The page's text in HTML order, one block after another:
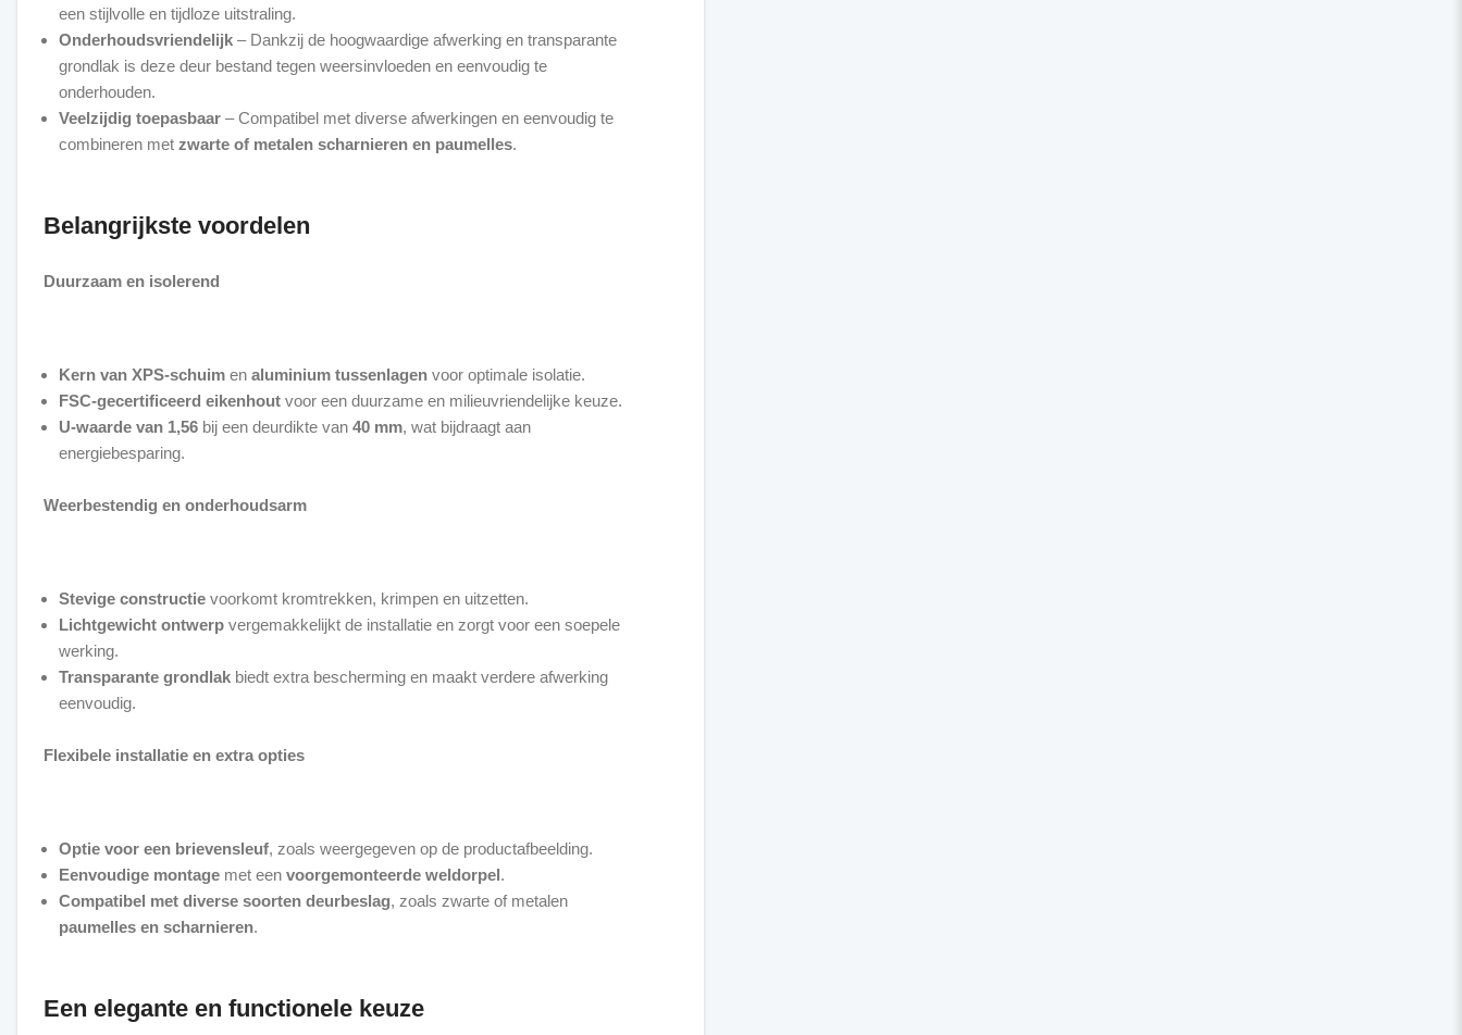
een stijlvolle en tijdloze uitstraling.
Onderhoudsvriendelijk – Dankzij de hoogwaardige afwerking en transparante
grondlak is deze deur bestand tegen weersinvloeden en eenvoudig te
onderhouden.
Veelzijdig toepasbaar – Compatibel met diverse afwerkingen en eenvoudig te
combineren met zwarte of metalen scharnieren en paumelles.
Belangrijkste voordelen
Duurzaam en isolerend
Kern van XPS-schuim en aluminium tussenlagen voor optimale isolatie.
FSC-gecertificeerd eikenhout voor een duurzame en milieuvriendelijke keuze.
U-waarde van 1,56 bij een deurdikte van 40 mm, wat bijdraagt aan
energiebesparing.
Weerbestendig en onderhoudsarm
Stevige constructie voorkomt kromtrekken, krimpen en uitzetten.
Lichtgewicht ontwerp vergemakkelijkt de installatie en zorgt voor een soepele
werking.
Transparante grondlak biedt extra bescherming en maakt verdere afwerking
eenvoudig.
Flexibele installatie en extra opties
Optie voor een brievensleuf, zoals weergegeven op de productafbeelding.
Eenvoudige montage met een voorgemonteerde weldorpel.
Compatibel met diverse soorten deurbeslag, zoals zwarte of metalen
paumelles en scharnieren.
Een elegante en functionele keuze